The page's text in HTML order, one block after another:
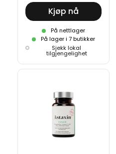
Kjøp nå
På nettlager
På lager i 7 butikker
Sjekk lokal
tilgjengelighet